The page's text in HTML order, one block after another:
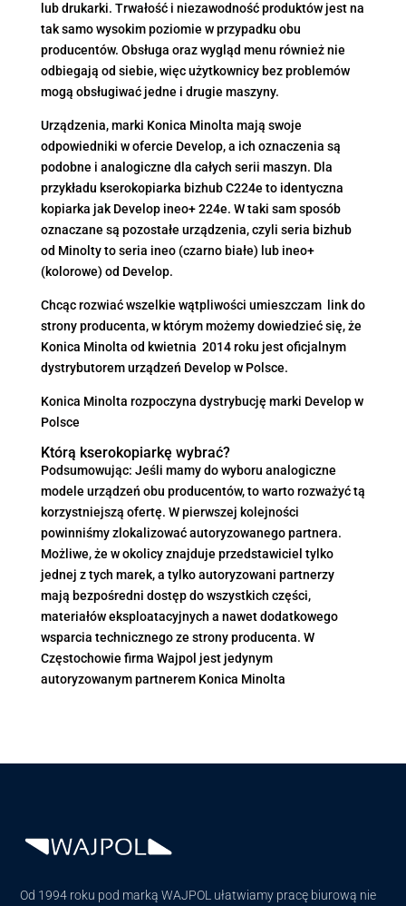
lub drukarki. Trwałość i niezawodność produktów jest na
tak samo wysokim poziomie w przypadku obu
producentów. Obsługa oraz wygląd menu również nie
odbiegają od siebie, więc użytkownicy bez problemów
mogą obsługiwać jedne i drugie maszyny.
Urządzenia, marki Konica Minolta mają swoje
odpowiedniki w ofercie Develop, a ich oznaczenia są
podobne i analogiczne dla całych serii maszyn. Dla
przykładu kserokopiarka bizhub C224e to identyczna
kopiarka jak Develop ineo+ 224e. W taki sam sposób
oznaczane są pozostałe urządzenia, czyli seria bizhub
od Minolty to seria ineo (czarno białe) lub ineo+
(kolorowe) od Develop.
Chcąc rozwiać wszelkie wątpliwości umieszczam link do
strony producenta, w którym możemy dowiedzieć się, że
Konica Minolta od kwietnia 2014 roku jest oficjalnym
dystrybutorem urządzeń Develop w Polsce.
Konica Minolta rozpoczyna dystrybucję marki Develop w
Polsce
Którą kserokopiarkę wybrać?
Podsumowując: Jeśli mamy do wyboru analogiczne
modele urządzeń obu producentów, to warto rozważyć tą
korzystniejszą ofertę. W pierwszej kolejności
powinniśmy zlokalizować autoryzowanego partnera.
Możliwe, że w okolicy znajduje przedstawiciel tylko
jednej z tych marek, a tylko autoryzowani partnerzy
mają bezpośredni dostęp do wszystkich części,
materiałów eksploatacyjnych a nawet dodatkowego
wsparcia technicznego ze strony producenta. W
Częstochowie firma Wajpol jest jedynym
autoryzowanym partnerem Konica Minolta
Od 1994 roku pod marką WAJPOL ułatwiamy pracę biurową nie